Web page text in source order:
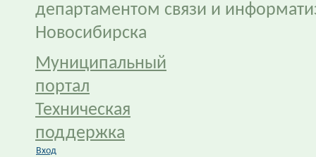
департаментом связи и
Новосибирска
Муниципальный
портал
Техническая
поддержка
Вход